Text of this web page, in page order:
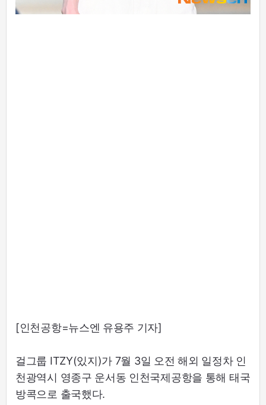
[인천공항=뉴스엔 유용주 기자]
걸그룹 ITZY(있지)가 7월 3일 오전 해외 일정차 인
천광역시 영종구 운서동 인천국제공항을 통해 태국
방콕으로 출국했다.